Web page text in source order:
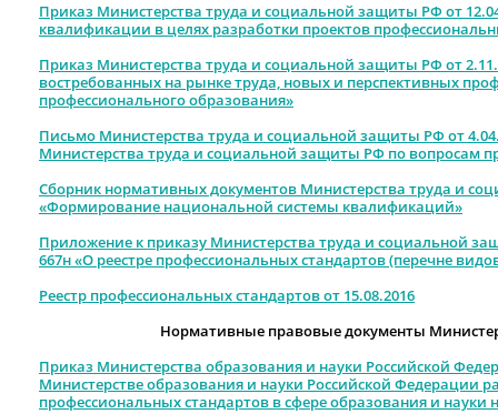
Приказ Министерства труда и социальной защиты РФ от
квалификации в целях разработки проектов
Приказ Министерства труда и социальной защиты РФ от
востребованных на рынке труда, новых и перспективных
профессионального образования»
Письмо Министерства труда и социальной защиты РФ от
Министерства труда и социальной защиты РФ по вопросам
Сборник нормативных документов Министерства труда и
«Формирование национальной системы квалификаций»
Приложение к приказу Министерства труда и социальной
667н «О реестре профессиональных стандартов (перечне
Реестр профессиональных стандартов от 15.08.2016
Нормативные правовые документы
Приказ Министерства образования и науки Российской
Министерстве образования и науки Российской Федерации
профессиональных стандартов в сфере образования и науки